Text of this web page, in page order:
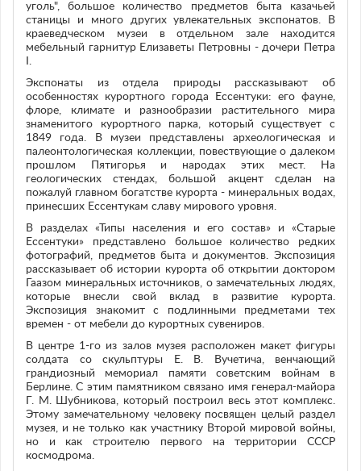
уголь", большое количество предметов быта казачьей
станицы и много других увлекательных экспонатов. В
краеведческом музеи в отдельном зале находится
мебельный гарнитур Елизаветы Петровны - дочери Петра
I.
Экспонаты из отдела природы рассказывают об
особенностях курортного города Ессентуки: его фауне,
флоре, климате и разнообразии растительного мира
знаменитого курортного парка, который существует с
1849 года. В музеи представлены археологическая и
палеонтологическая коллекции, повествующие о далеком
прошлом Пятигорья и народах этих мест. На
геологических стендах, большой акцент сделан на
пожалуй главном богатстве курорта - минеральных водах,
принесших Ессентукам славу мирового уровня.
В разделах «Типы населения и его состав» и «Старые
Ессентуки» представлено большое количество редких
фотографий, предметов быта и документов. Экспозиция
рассказывает об истории курорта об открытии доктором
Гаазом минеральных источников, о замечательных людях,
которые внесли свой вклад в развитие курорта.
Экспозиция знакомит с подлинными предметами тех
времен - от мебели до курортных сувениров.
В центре 1-го из залов музея расположен макет фигуры
солдата со скульптуры Е. В. Вучетича, венчающий
грандиозный мемориал памяти советским войнам в
Берлине. С этим памятником связано имя генерал-майора
Г. М. Шубникова, который построил весь этот комплекс.
Этому замечательному человеку посвящен целый раздел
музея, и не только как участнику Второй мировой войны,
но и как строителю первого на территории СССР
космодрома.